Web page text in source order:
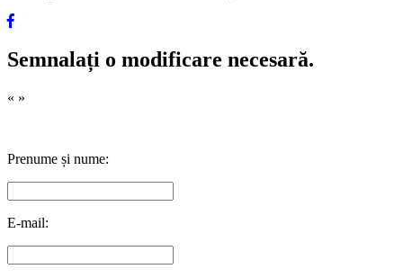
Semnalați o modificare necesară.
« »
Prenume și nume:
E-mail: